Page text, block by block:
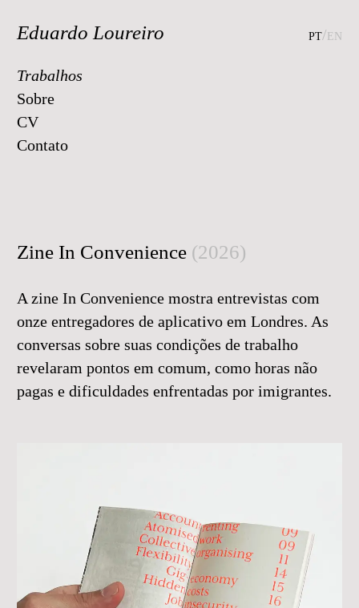
Eduardo Loureiro pt/en
Trabalhos
Sobre
CV
Contato
Zine In Convenience (2026)
A zine In Convenience mostra entrevistas com
onze entregadores de aplicativo em Londres. As
conversas sobre suas condições de trabalho
revelaram pontos em comum, como horas não
pagas e dificuldades enfrentadas por imigrantes.